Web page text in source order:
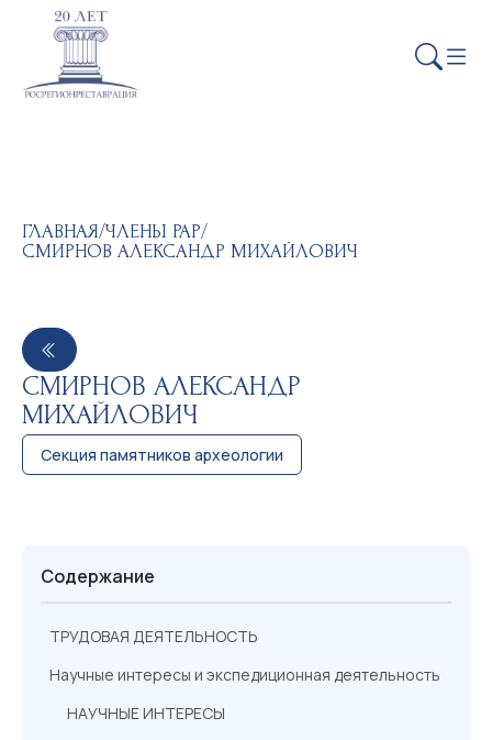
ГЛАВНАЯ/ЧЛЕНЫ РАР/
СМИРНОВ АЛЕКСАНДР МИХАЙЛОВИЧ
СМИРНОВ АЛЕКСАНДР
МИХАЙЛОВИЧ
Секция памятников археологии
Содержание
ТРУДОВАЯ ДЕЯТЕЛЬНОСТЬ
Научные интересы и экспедиционная деятельность
НАУЧНЫЕ ИНТЕРЕСЫ